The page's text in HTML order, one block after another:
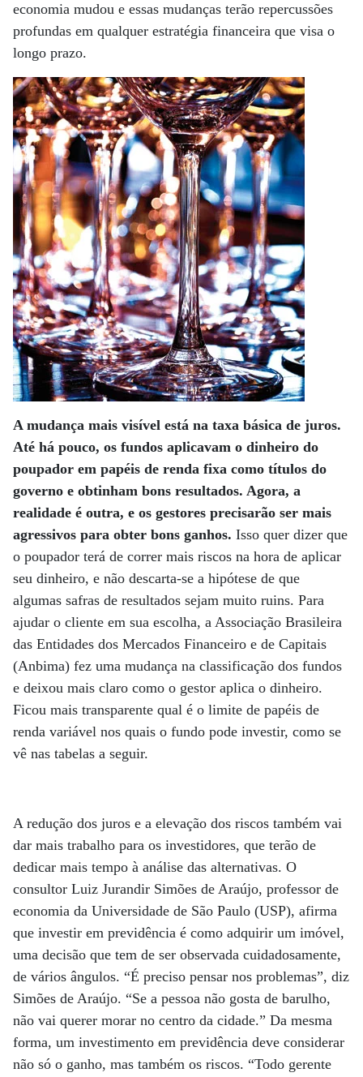
economia mudou e essas mudanças terão repercussões
profundas em qualquer estratégia financeira que visa o
longo prazo.
A mudança mais visível está na taxa básica de juros.
Até há pouco, os fundos aplicavam o dinheiro do
poupador em papéis de renda fixa como títulos do
governo e obtinham bons resultados. Agora, a
realidade é outra, e os gestores precisarão ser mais
agressivos para obter bons ganhos. Isso quer dizer que
o poupador terá de correr mais riscos na hora de aplicar
seu dinheiro, e não descarta-se a hipótese de que
algumas safras de resultados sejam muito ruins. Para
ajudar o cliente em sua escolha, a Associação Brasileira
das Entidades dos Mercados Financeiro e de Capitais
(Anbima) fez uma mudança na classificação dos fundos
e deixou mais claro como o gestor aplica o dinheiro.
Ficou mais transparente qual é o limite de papéis de
renda variável nos quais o fundo pode investir, como se
vê nas tabelas a seguir.
A redução dos juros e a elevação dos riscos também vai
dar mais trabalho para os investidores, que terão de
dedicar mais tempo à análise das alternativas. O
consultor Luiz Jurandir Simões de Araújo, professor de
economia da Universidade de São Paulo (USP), afirma
que investir em previdência é como adquirir um imóvel,
uma decisão que tem de ser observada cuidadosamente,
de vários ângulos. “É preciso pensar nos problemas”, diz
Simões de Araújo. “Se a pessoa não gosta de barulho,
não vai querer morar no centro da cidade.” Da mesma
forma, um investimento em previdência deve considerar
não só o ganho, mas também os riscos. “Todo gerente